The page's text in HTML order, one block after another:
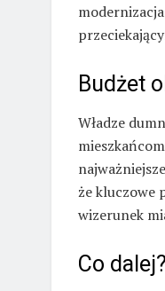
Budżet
Władze
że kluczowe
wizerunek
Co dalej?